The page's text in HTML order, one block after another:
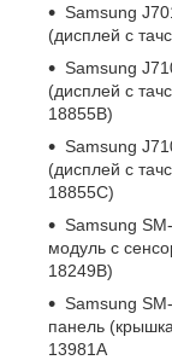
Samsung
(дисплей с
Samsung
(дисплей с
18855B)
Samsung
(дисплей с
18855C)
Samsung
модуль c
18249B)
Samsung
панель
13981A